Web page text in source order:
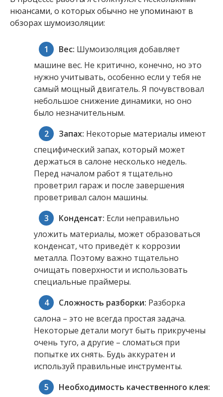
нюансами, о которых обычно не упоминают в
обзорах шумоизоляции:
Вес: Шумоизоляция добавляет
машине вес. Не критично, конечно, но это
нужно учитывать, особенно если у тебя не
самый мощный двигатель. Я почувствовал
небольшое снижение динамики, но оно
было незначительным.
Запах: Некоторые материалы имеют
специфический запах, который может
держаться в салоне несколько недель.
Перед началом работ я тщательно
проветрил гараж и после завершения
проветривал салон машины.
Конденсат: Если неправильно
уложить материалы, может образоваться
конденсат, что приведёт к коррозии
металла. Поэтому важно тщательно
очищать поверхности и использовать
специальные праймеры.
Сложность разборки: Разборка
салона – это не всегда простая задача.
Некоторые детали могут быть прикручены
очень туго, а другие – сломаться при
попытке их снять. Будь аккуратен и
используй правильные инструменты.
Необходимость качественного клея: